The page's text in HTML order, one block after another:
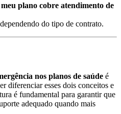
plano cobre atendimento de
do tipo de contrato.
nos planos de saúde é
diferenciar esses dois conceitos e
é fundamental para garantir que
adequado quando mais